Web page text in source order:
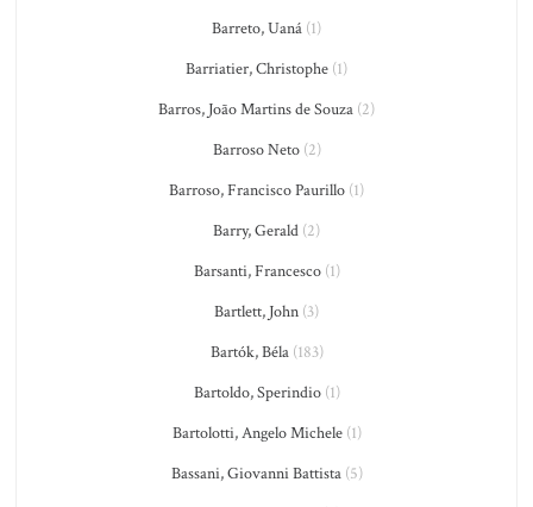
Barreto, Uaná (1)
Barriatier, Christophe (1)
Barros, João Martins de Souza (2)
Barroso Neto(2)
Barroso, Francisco Paurillo (1)
Barry, Gerald (2)
Barsanti, Francesco(1)
Bartlett, John (3)
Bartók, Béla(183)
Bartoldo, Sperindio(1)
Bartolotti, Angelo Michele(1)
Bassani, Giovanni Battista(5)